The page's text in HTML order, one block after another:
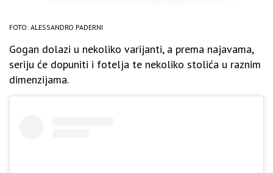
FOTO: ALESSANDRO PADERNI
Gogan dolazi u nekoliko varijanti, a prema najavama,
seriju će dopuniti i fotelja te nekoliko stolića u raznim
dimenzijama.